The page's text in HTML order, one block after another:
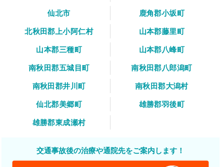
仙北市
鹿角郡小坂町
北秋田郡上小阿仁村
山本郡藤里町
山本郡三種町
山本郡八峰町
南秋田郡五城目町
南秋田郡八郎潟町
南秋田郡井川町
南秋田郡大潟村
仙北郡美郷町
雄勝郡羽後町
雄勝郡東成瀬村
交通事故後の治療や通院先をご案内します！